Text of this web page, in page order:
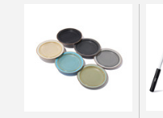
お酒好きなお父さんや
ったりだと思います！